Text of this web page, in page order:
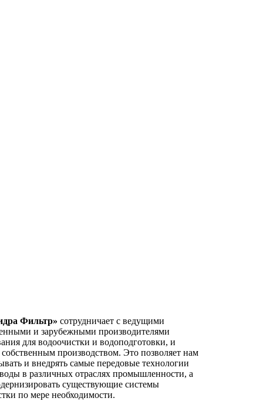
Фильтр» сотрудничает с ведущими
и зарубежными производителями
для водоочистки и водоподготовки, и
собственным производством. Это позволяет нам
и внедрять самые передовые технологии
в различных отраслях промышленности, а
существующие системы
по мере необходимости.